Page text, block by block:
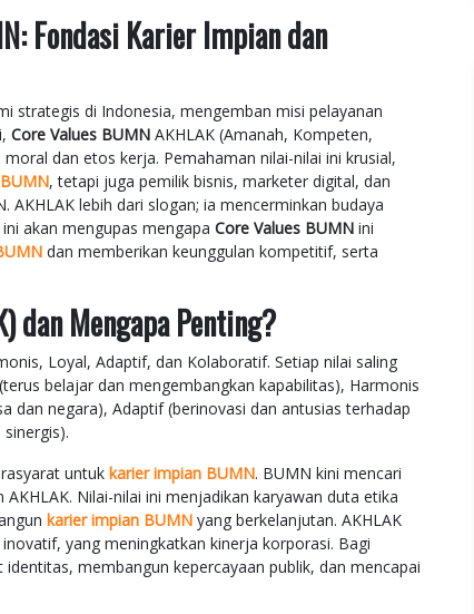
Fondasi Karier Impian dan
strategis di Indonesia, mengemban misi pelayanan
Core Values BUMN AKHLAK (Amanah, Kompeten,
dan etos kerja. Pemahaman nilai-nilai ini krusial,
, tetapi juga pemilik bisnis, marketer digital, dan
lebih dari slogan; ia mencerminkan budaya
akan mengupas mengapa Core Values BUMN ini
dan memberikan keunggulan kompetitif, serta
dan Mengapa Penting?
Loyal, Adaptif, dan Kolaboratif. Setiap nilai saling
belajar dan mengembangkan kapabilitas), Harmonis
dan negara), Adaptif (berinovasi dan antusias terhadap
untuk karier impian BUMN. BUMN kini mencari
Nilai-nilai ini menjadikan karyawan duta etika
karier impian BUMN yang berkelanjutan. AKHLAK
yang meningkatkan kinerja korporasi. Bagi
membangun kepercayaan publik, dan mencapai